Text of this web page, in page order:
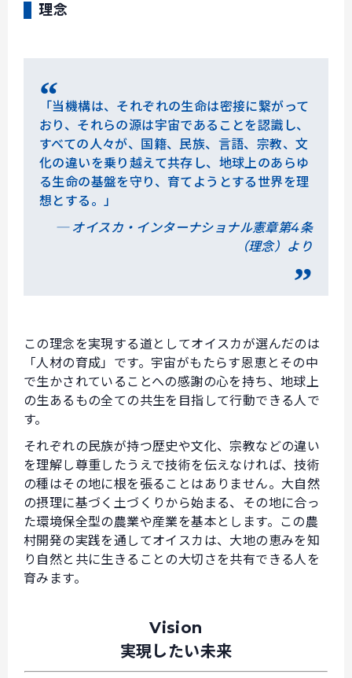
理念
「当機構は、それぞれの生命は密接に繋がって
おり、それらの源は宇宙であることを認識し、
すべての人々が、国籍、民族、言語、宗教、文
化の違いを乗り越えて共存し、地球上のあらゆ
る生命の基盤を守り、育てようとする世界を理
想とする。」
─ オイスカ・インターナショナル憲章第4条
（理念）より
この理念を実現する道としてオイスカが選んだのは
「人材の育成」です。宇宙がもたらす恩恵とその中
で生かされていることへの感謝の心を持ち、地球上
の生あるもの全ての共生を目指して行動できる人で
す。
それぞれの民族が持つ歴史や文化、宗教などの違い
を理解し尊重したうえで技術を伝えなければ、技術
の種はその地に根を張ることはありません。大自然
の摂理に基づく土づくりから始まる、その地に合っ
た環境保全型の農業や産業を基本とします。この農
村開発の実践を通してオイスカは、大地の恵みを知
り自然と共に生きることの大切さを共有できる人を
育みます。
Vision
実現したい未来